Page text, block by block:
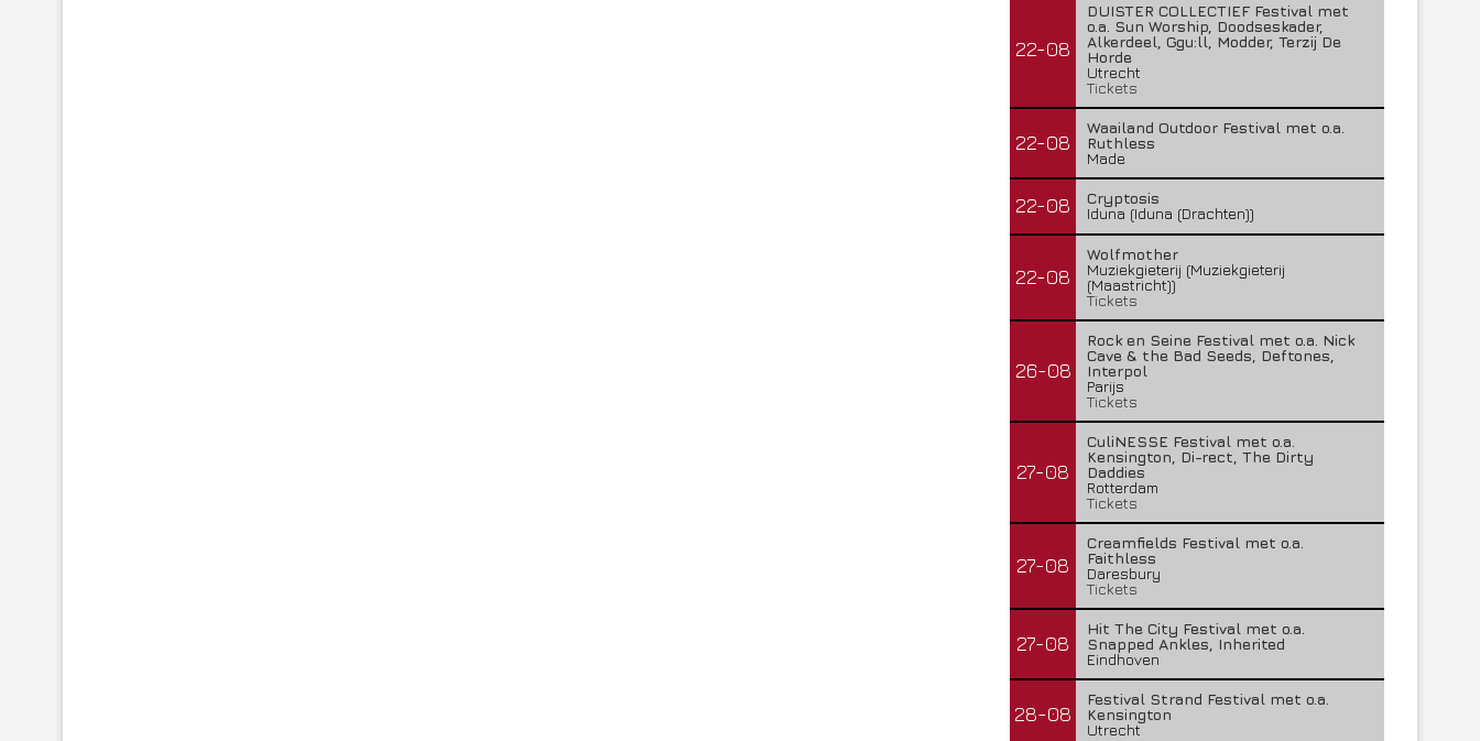
22-08
DUISTER COLLECTIEF Festival met
o.a. Sun Worship, Doodseskader,
Alkerdeel, Ggu:ll, Modder, Terzij De
Horde
Utrecht
Tickets
22-08
Waailand Outdoor Festival met o.a.
Ruthless
Made
22-08
Cryptosis
Iduna (Iduna (Drachten))
22-08
Wolfmother
Muziekgieterij (Muziekgieterij
(Maastricht))
Tickets
26-08
Rock en Seine Festival met o.a. Nick
Cave & the Bad Seeds, Deftones,
Interpol
Parijs
Tickets
27-08
CuliNESSE Festival met o.a.
Kensington, Di-rect, The Dirty
Daddies
Rotterdam
Tickets
27-08
Creamfields Festival met o.a.
Faithless
Daresbury
Tickets
27-08
Hit The City Festival met o.a.
Snapped Ankles, Inherited
Eindhoven
28-08
Festival Strand Festival met o.a.
Kensington
Utrecht